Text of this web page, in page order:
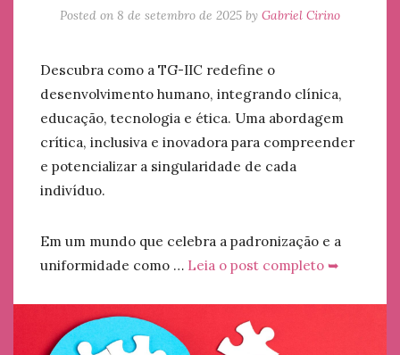
Posted on 8 de setembro de 2025 by Gabriel Cirino
Descubra como a TG-IIC redefine o
desenvolvimento humano, integrando clínica,
educação, tecnologia e ética. Uma abordagem
crítica, inclusiva e inovadora para compreender
e potencializar a singularidade de cada
indivíduo.
Em um mundo que celebra a padronização e a
uniformidade como … Leia o post completo ➥